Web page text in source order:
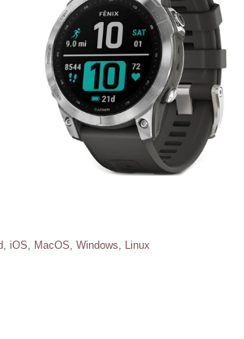
iOS, MacOS, Windows, Linux